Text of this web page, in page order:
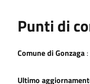
Punti di
Comune di Gonzaga :
Ultimo